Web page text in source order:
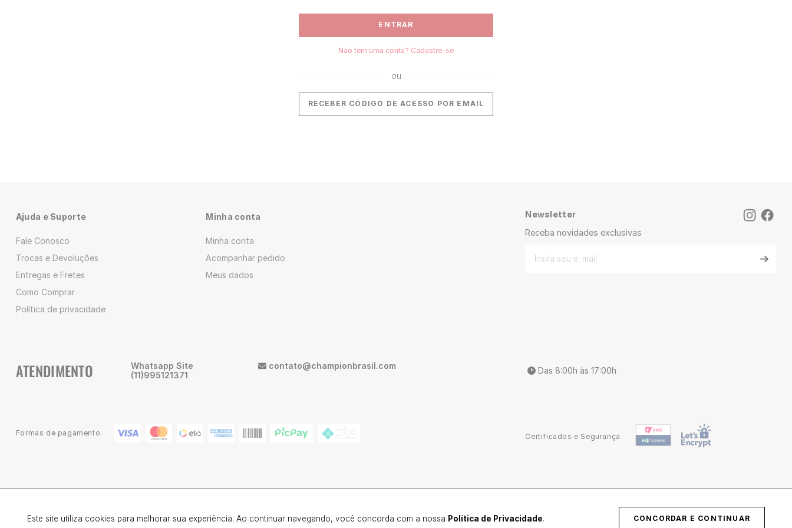
RECEBER CÓDIGO DE ACESSO POR EMAIL
ENTRAR
Não tem uma conta? Cadastre-se
Newsletter
Receba novidades exclusivas
Ajuda e Suporte
Fale Conosco
Trocas e Devoluções
Entregas e Fretes
Como Comprar
Política de privacidade
Minha conta
Minha conta
Acompanhar pedido
Meus dados
ATENDIMENTO
Whatsapp Site
(11)995121371
contato@championbrasil.com Das 8:00h às 17:00h
Formas de pagamento Certificados e Segurança
Este site utiliza cookies para melhorar sua experiência. Ao continuar navegando, você concorda com a nossa Política de Privacidade. CONCORDAR E CONTINUAR